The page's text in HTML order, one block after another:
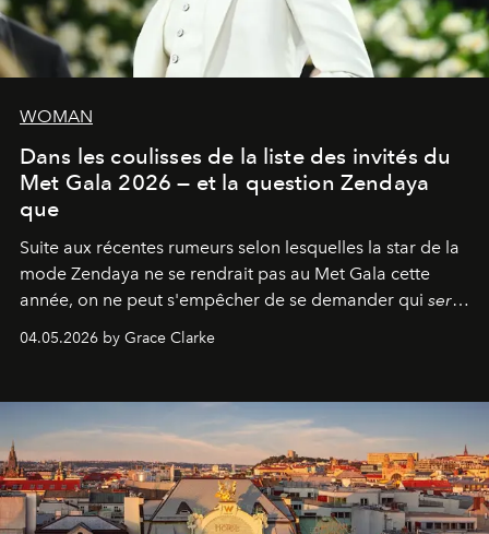
WOMAN
Dans les coulisses de la liste des invités du
Met Gala 2026 — et la question Zendaya
que
Suite aux récentes rumeurs selon lesquelles la star de la
mode Zendaya ne se rendrait pas au Met Gala cette
année, on ne peut s'empêcher de se demander qui sera
04.05.2026 by Grace Clarke